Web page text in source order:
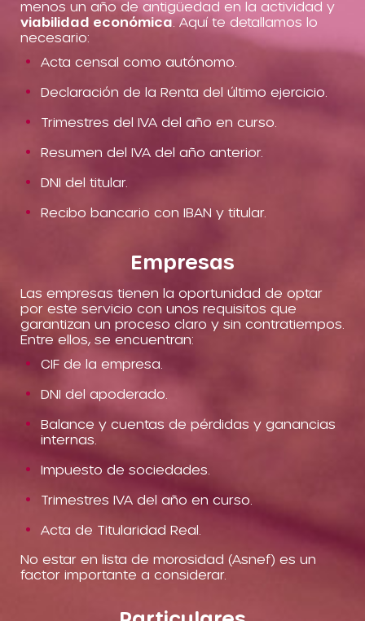
menos un año de antigüedad en la actividad y
viabilidad económica. Aquí te detallamos lo
necesario:
Acta censal como autónomo.
Declaración de la Renta del último ejercicio.
Trimestres del IVA del año en curso.
Resumen del IVA del año anterior.
DNI del titular.
Recibo bancario con IBAN y titular.
Empresas
Las empresas tienen la oportunidad de optar
por este servicio con unos requisitos que
garantizan un proceso claro y sin contratiempos.
Entre ellos, se encuentran:
CIF de la empresa.
DNI del apoderado.
Balance y cuentas de pérdidas y ganancias
internas.
Impuesto de sociedades.
Trimestres IVA del año en curso.
Acta de Titularidad Real.
No estar en lista de morosidad (Asnef) es un
factor importante a considerar.